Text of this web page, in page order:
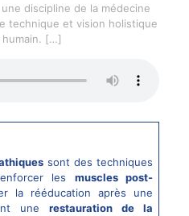
discipline de la médecine
technique et vision holistique
[…]
sont des techniques
les muscles post-
la rééducation après une
unerestauration de la